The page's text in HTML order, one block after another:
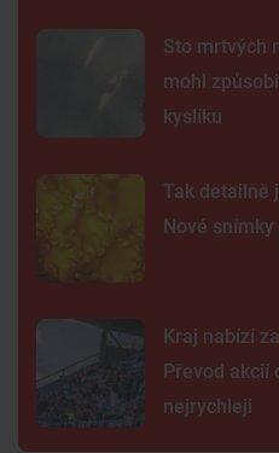
Sto mrtvých
mohl
kyslíku
Tak detailně
Nové snímky
Kraj nabízí
Převod akcií
nejrychleji